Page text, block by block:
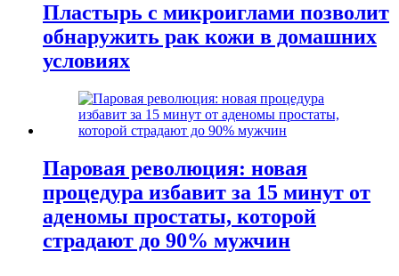
Пластырь с микроиглами позволит
обнаружить рак кожи в домашних
условиях
Паровая революция: новая
процедура избавит за 15 минут от
аденомы простаты, которой
страдают до 90% мужчин